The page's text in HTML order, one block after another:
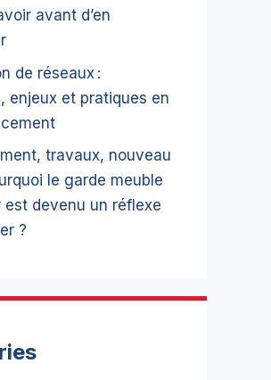
avant d’en
de réseaux :
enjeux et pratiques en
travaux, nouveau
le garde meuble
est devenu un réflexe
?